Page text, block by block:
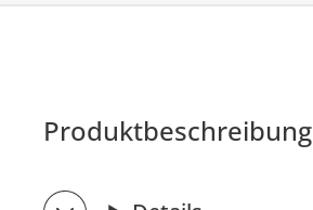
Produktbeschreibung